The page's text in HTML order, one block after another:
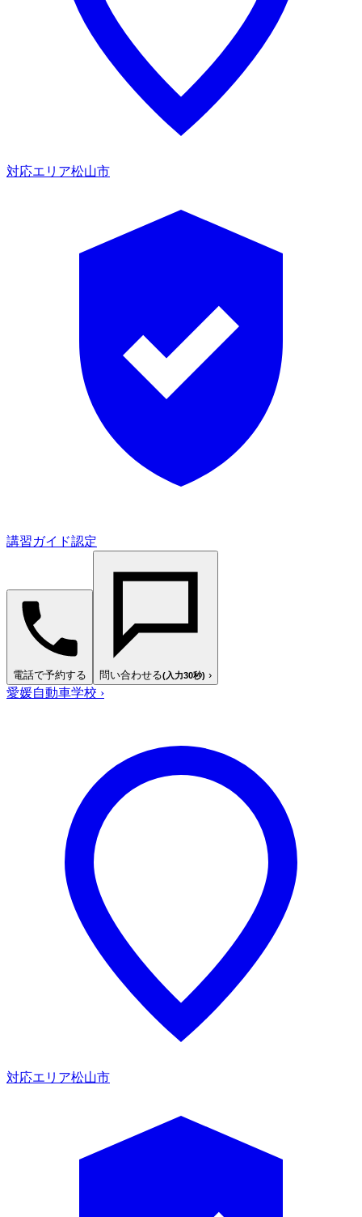
対応エリア松山市
講習ガイド認定
電話で予約する 問い合わせる(入力30秒) ›
愛媛自動車学校 ›
対応エリア松山市